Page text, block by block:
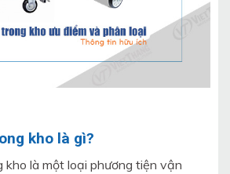
kho là gì?
kho là một loại phương tiện vận